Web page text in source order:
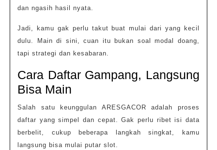
dan ngasih hasil nyata.
Jadi, kamu gak perlu takut buat mulai dari yang kecil
dulu. Main di sini, cuan itu bukan soal modal doang,
tapi strategi dan kesabaran.
Cara Daftar Gampang, Langsung
Bisa Main
Salah satu keunggulan ARESGACOR adalah proses
daftar yang simpel dan cepat. Gak perlu ribet isi data
berbelit, cukup beberapa langkah singkat, kamu
langsung bisa mulai putar slot.